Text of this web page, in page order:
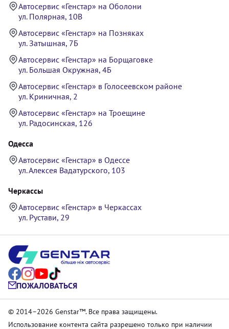
Автосервис «Генстар» на Оболони
ул. Полярная, 10В
Автосервис «Генстар» на Позняках
ул. Затышная, 7Б
Автосервис «Генстар» на Борщаговке
ул. Большая Окружная, 4Б
Автосервис «Генстар» в Голосеевском районе
ул. Криничная, 2
Автосервис «Генстар» на Троещине
ул. Радосинская, 126
Одесса
Автосервис «Генстар» в Одессе
ул. Алексея Вадатурского, 103
Черкассы
Автосервис «Генстар» в Черкассах
ул. Рустави, 29
ПОЖАЛОВАТЬСЯ
© 2014–2026 Genstar™. Все права защищены.
Использование контента сайта разрешено только при наличии